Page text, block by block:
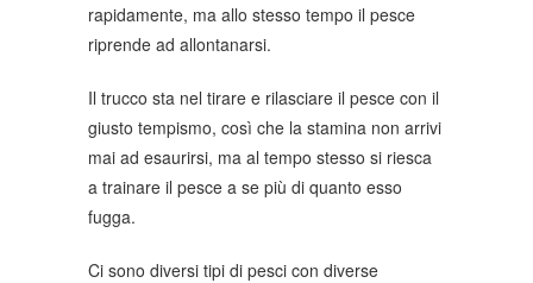
rapidamente, ma allo stesso tempo il pesce
riprende ad allontanarsi.
Il trucco sta nel tirare e rilasciare il pesce con il
giusto tempismo, così che la stamina non arrivi
mai ad esaurirsi, ma al tempo stesso si riesca
a trainare il pesce a se più di quanto esso
fugga.
Ci sono diversi tipi di pesci con diverse